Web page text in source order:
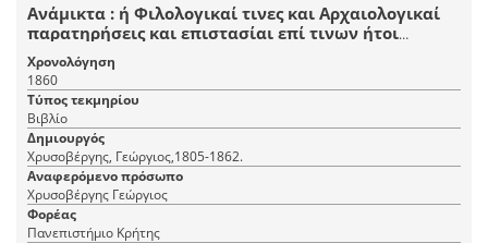
Ανάμικτα : ή Φιλολογικαί τινες και Αρχαιολογικαί
παρατηρήσεις και επιστασίαι επί τινων ήτοι
αμφιβόλων ή ουχί καλώς ερμηνευθέντων χωρίων
της Αρχαίας Ελληνικής Γλώσσης / Υπό Γ.
Χρυσοβέργη.
Χρονολόγηση
1860
Τύπος τεκμηρίου
Βιβλίο
Δημιουργός
Χρυσοβέργης, Γεώργιος,1805-1862.
Αναφερόμενο πρόσωπο
Χρυσοβέργης Γεώργιος
Φορέας
Πανεπιστήμιο Κρήτης